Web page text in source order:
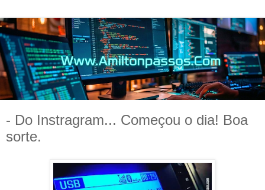
- Do Instragram... Começou o dia! Boa
sorte.